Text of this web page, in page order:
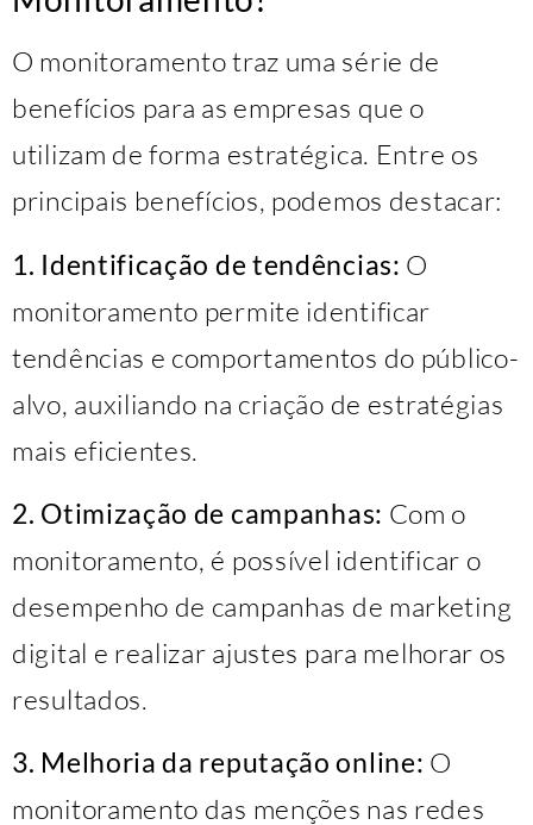
O monitoramento traz uma série de
benefícios para as empresas que o
utilizam de forma estratégica. Entre os
principais benefícios, podemos destacar:
1. Identificação de tendências: O
monitoramento permite identificar
tendências e comportamentos do público-
alvo, auxiliando na criação de estratégias
mais eficientes.
2. Otimização de campanhas: Com o
monitoramento, é possível identificar o
desempenho de campanhas de marketing
digital e realizar ajustes para melhorar os
resultados.
3. Melhoria da reputação online: O
monitoramento das menções nas redes